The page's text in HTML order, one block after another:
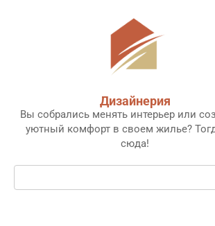
Дизайнерия
Вы собрались менять интерьер или
уютный комфорт в своем жилье?
сюда!
Поиск: